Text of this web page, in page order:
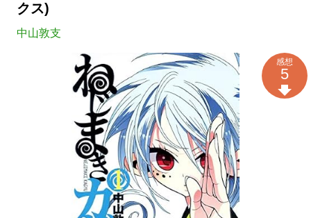
クス)
中山敦支
感想
5